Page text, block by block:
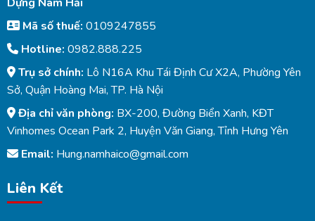
Mã số thuế: 0109247855
Hotline: 0982.888.225
Trụ sở chính: Lô N16A Khu Tái Định Cư X2A, Phường Yên
Sở, Quận Hoàng Mai, TP. Hà Nội
Địa chỉ văn phòng: BX-200, Đường Biển Xanh, KĐT
Vinhomes Ocean Park 2, Huyện Văn Giang, Tỉnh Hưng Yên
Email: Hung.namhaico@gmail.com
Liên Kết